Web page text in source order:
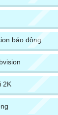
báo động
2K